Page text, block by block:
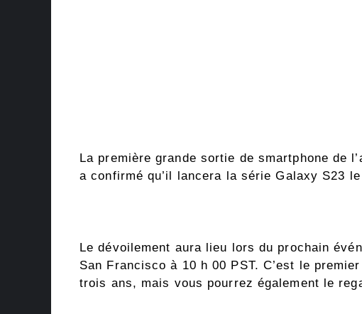
La première grande sortie de smartphone de
a confirmé qu’il lancera la série Galaxy S23
Le dévoilement aura lieu lors du prochain
San Francisco à 10 h 00 PST. C’est le
trois ans, mais vous pourrez également le